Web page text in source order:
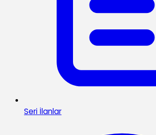
Seri İlanlar